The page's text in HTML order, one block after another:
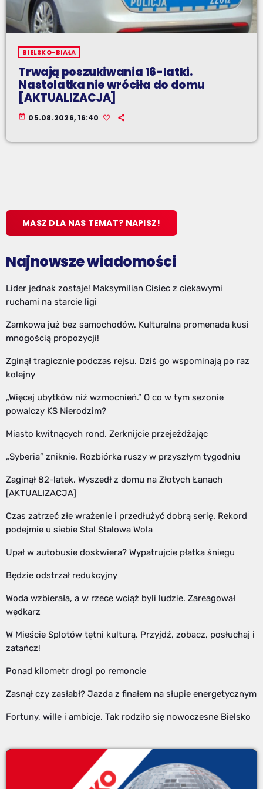
BIELSKO-BIAŁA
Trwają poszukiwania 16-latki.
Nastolatka nie wróciła do domu
[AKTUALIZACJA]
today 05.08.2026, 16:40
MASZ DLA NAS TEMAT? NAPISZ!
Najnowsze wiadomości
Lider jednak zostaje! Maksymilian Cisiec z ciekawymi
ruchami na starcie ligi
Zamkowa już bez samochodów. Kulturalna promenada kusi
mnogością propozycji!
Zginął tragicznie podczas rejsu. Dziś go wspominają po raz
kolejny
„Więcej ubytków niż wzmocnień.” O co w tym sezonie
powalczy KS Nierodzim?
Miasto kwitnących rond. Zerknijcie przejeżdżając
„Syberia” zniknie. Rozbiórka ruszy w przyszłym tygodniu
Zaginął 82-latek. Wyszedł z domu na Złotych Łanach
[AKTUALIZACJA]
Czas zatrzeć złe wrażenie i przedłużyć dobrą serię. Rekord
podejmie u siebie Stal Stalowa Wola
Upał w autobusie doskwiera? Wypatrujcie płatka śniegu
Będzie odstrzał redukcyjny
Woda wzbierała, a w rzece wciąż byli ludzie. Zareagował
wędkarz
W Mieście Splotów tętni kulturą. Przyjdź, zobacz, posłuchaj i
zatańcz!
Ponad kilometr drogi po remoncie
Zasnął czy zasłabł? Jazda z finałem na słupie energetycznym
Fortuny, wille i ambicje. Tak rodziło się nowoczesne Bielsko